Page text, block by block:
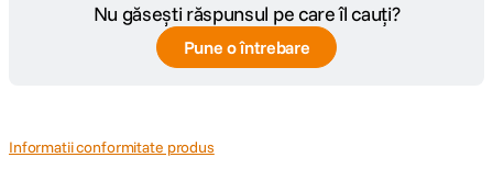
Tip Focalizare Manual Focus
Diametru
maxim
76,2 mm
Nu găsești răspunsul pe care îl cauți?
Pune o întrebare
Informatii conformitate produs